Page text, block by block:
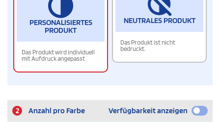
PERSONALISIERTES
PRODUKT
Das Produkt wird individuell
mit Aufdruck angepasst
NEUTRALES PRODUKT
Das Produkt ist nicht
bedruckt.
2 Anzahl pro Farbe Verfügbarkeit anzeigen